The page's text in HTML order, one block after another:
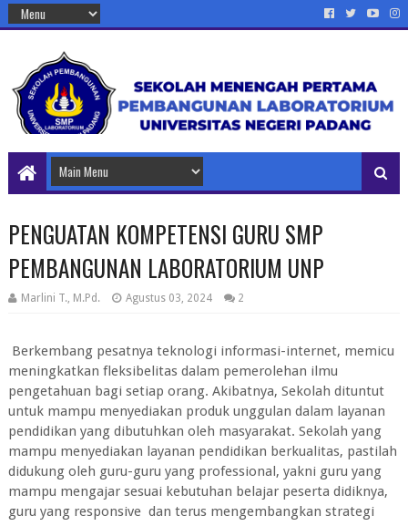
PENGUATAN KOMPETENSI GURU SMP
PEMBANGUNAN LABORATORIUM UNP
Marlini T., M.Pd. Agustus 03, 2024 2
Berkembang pesatnya teknologi informasi-internet, memicu
meningkatkan fleksibelitas dalam pemerolehan ilmu
pengetahuan bagi setiap orang. Akibatnya, Sekolah dituntut
untuk mampu menyediakan produk unggulan dalam layanan
pendidikan yang dibutuhkan oleh masyarakat. Sekolah yang
mampu menyediakan layanan pendidikan berkualitas, pastilah
didukung oleh guru-guru yang professional, yakni guru yang
mampu mengajar sesuai kebutuhan belajar peserta didiknya,
guru yang responsive dan terus mengembangkan strategi